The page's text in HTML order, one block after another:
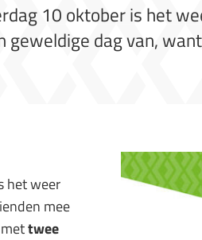
10 oktober is het
geweldige dag van,
het weer
mee
twee